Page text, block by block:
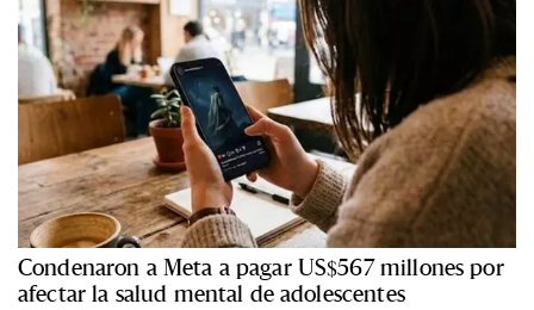
Condenaron a Meta a pagar US$567 millones por
afectar la salud mental de adolescentes